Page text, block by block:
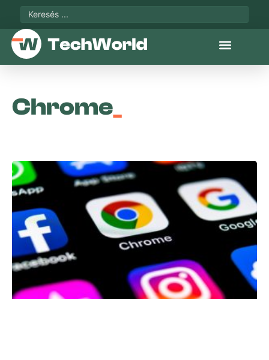
Chrome